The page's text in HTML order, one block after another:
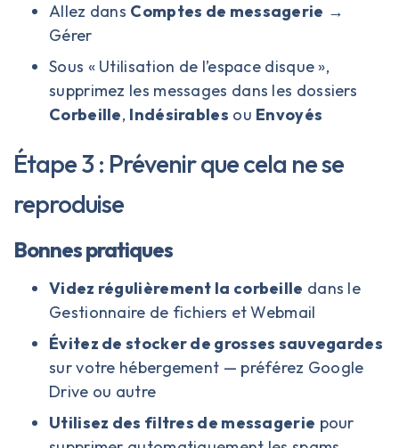
Allez dans Comptes de messagerie →
Gérer
Sous « Utilisation de l’espace disque »,
supprimez les messages dans les dossiers
Corbeille, Indésirables ou Envoyés
Étape 3 : Prévenir que cela ne se
reproduise
Bonnes pratiques
Videz régulièrement la corbeille dans le
Gestionnaire de fichiers et Webmail
Évitez de stocker de grosses sauvegardes
sur votre hébergement — préférez Google
Drive ou autre
Utilisez des filtres de messagerie pour